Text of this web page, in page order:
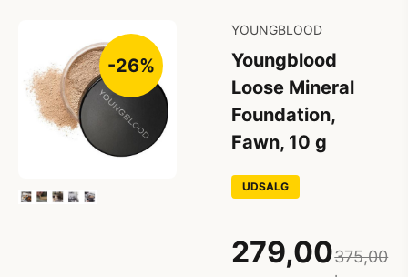
-26%
YOUNGBLOOD
Youngblood
Loose Mineral
Foundation,
Fawn, 10 g
UDSALG
279,00375,00